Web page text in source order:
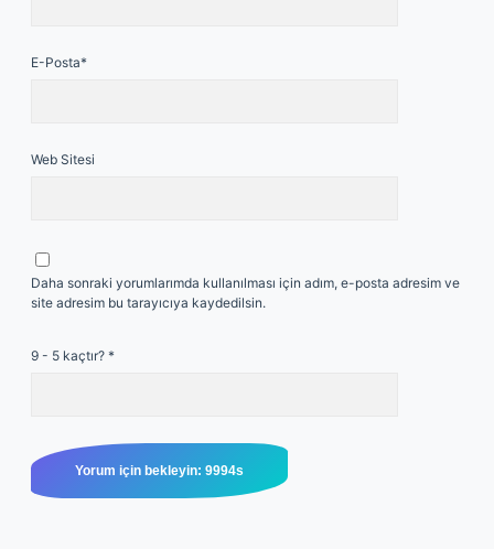
E-Posta*
Web Sitesi
Daha sonraki yorumlarımda kullanılması için adım, e-posta adresim ve
site adresim bu tarayıcıya kaydedilsin.
9 - 5 kaçtır? *